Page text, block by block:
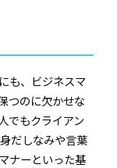
も、ビジネスマ
つのに欠かせな
でもクライアン
だしなみや言葉
ナーといった基